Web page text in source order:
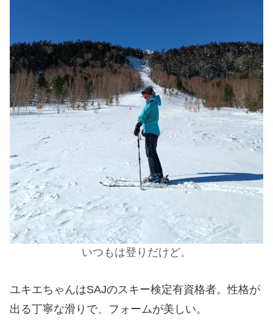
いつもは登りだけど。
ユキエちゃんはSAJのスキー検定有資格者。性格が
出る丁寧な滑りで、フォームが美しい。